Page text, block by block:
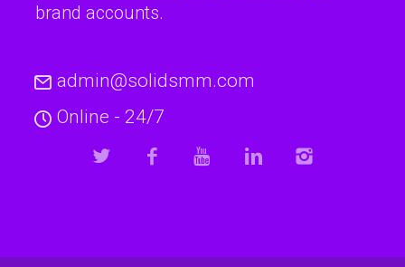
brand accounts.
admin@solidsmm.com
Online - 24/7